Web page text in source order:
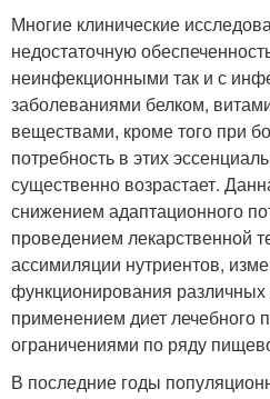
Многие клинические
недостаточную
неинфекционными так и с
заболеваниями белком,
веществами, кроме того при
потребность в этих
существенно возрастает.
снижением адаптационного
проведением лекарственной
ассимиляции нутриентов,
функционирования различных
применением диет лечебного
ограничениями по ряду
В последние годы